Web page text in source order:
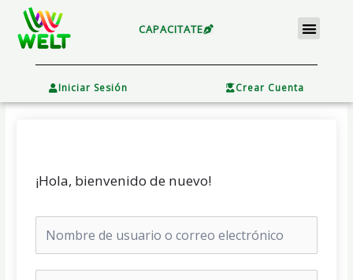
contenido
CAPACITATE Menu
Iniciar Sesión Crear Cuenta
¡Hola, bienvenido de nuevo!